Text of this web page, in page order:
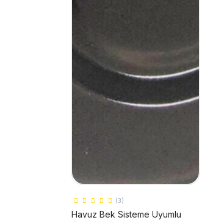
(3)
Havuz Bek Sisteme Uyumlu